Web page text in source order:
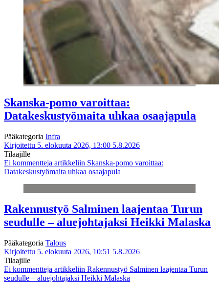
Skanska-pomo varoittaa:
Datakeskustyömaita uhkaa osaajapula
Pääkategoria Infra
Kirjoitettu 5. elokuuta 2026, 13:00 5.8.2026
Tilaajille
Ei kommentteja artikkeliin Skanska-pomo varoittaa:
Datakeskustyömaita uhkaa osaajapula
Rakennustyö Salminen laajentaa Turun
seudulle – aluejohtajaksi Heikki Malaska
Pääkategoria Talous
Kirjoitettu 5. elokuuta 2026, 10:51 5.8.2026
Tilaajille
Ei kommentteja artikkeliin Rakennustyö Salminen laajentaa Turun
seudulle – aluejohtajaksi Heikki Malaska